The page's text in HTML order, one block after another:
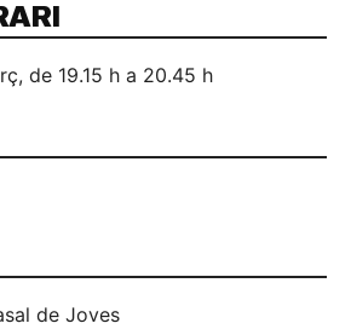
de 19.15 h a 20.45 h
de Joves